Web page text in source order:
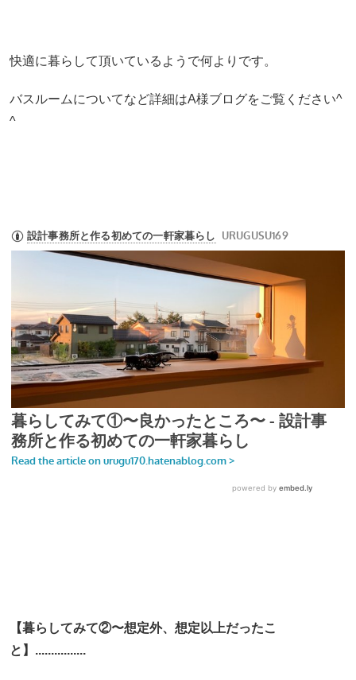
快適に暮らして頂いているようで何よりです。
バスルームについてなど詳細はA様ブログをご覧ください^
^
【暮らしてみて②〜想定外、想定以上だったこ
と】................